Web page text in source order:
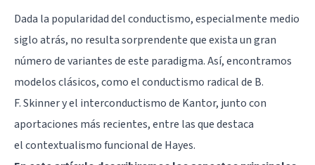
Dada la popularidad del conductismo, especialmente medio
siglo atrás, no resulta sorprendente que exista un gran
número de variantes de este paradigma. Así, encontramos
modelos clásicos, como el conductismo radical de B.
F. Skinnery el interconductismo de Kantor, junto con
aportaciones más recientes, entre las que destaca
elcontextualismo funcional de Hayes.